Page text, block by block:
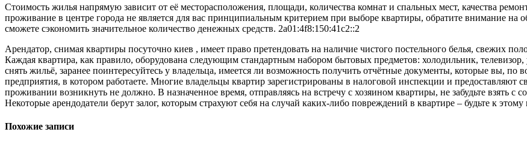
Стоимость жилья напрямую зависит от её месторасположения, площади, количества комнат и спальных мест, качества
проживание в центре города не является для вас принципиальным критерием при выборе квартиры, обратите внимание
сможете сэкономить значительное количество денежных средств. 2a01:4f8:150:41c2::2
Арендатор, снимая квартиры посуточно киев , имеет право претендовать на наличие чистого постельного белья, свежих
Каждая квартира, как правило, оборудована следующим стандартным набором бытовых предметов: холодильник,
снять жильё, заранее поинтересуйтесь у владельца, имеется ли возможность получить отчётные документы, которые вы, по
предприятия, в котором работаете. Многие владельцы квартир зарегистрированы в налоговой инспекции и
проживании возникнуть не должно. В назначенное время, отправляясь на встречу с хозяином квартиры, не забудьте взять с
Некоторые арендодатели берут залог, которым страхуют себя на случай каких-либо повреждений в квартире – будьте к этому
Похожие записи